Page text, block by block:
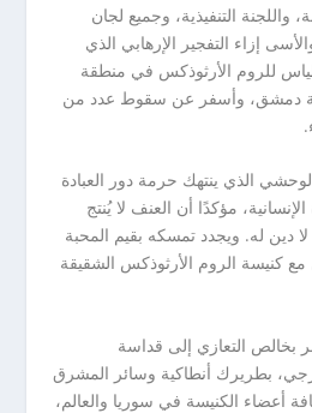
واللجنة التنفيذية، وجميع لجان
إزاء التفجير الإرهابي الذي
للروم الأرثوذكس في منطقة
دمشق، وأسفر عن سقوط عدد من
الذي ينتهك حرمة دور العبادة
مؤكدًا أن العنف لا يُنتج
دين له. ويجدد تمسكه بقيم المحبة
مع كنيسة الروم الأرثوذكس الشقيقة
التعازي إلى قداسة
بطريرك أنطاكية وسائر المشرق
أعضاء الكنيسة في سوريا والعالم،